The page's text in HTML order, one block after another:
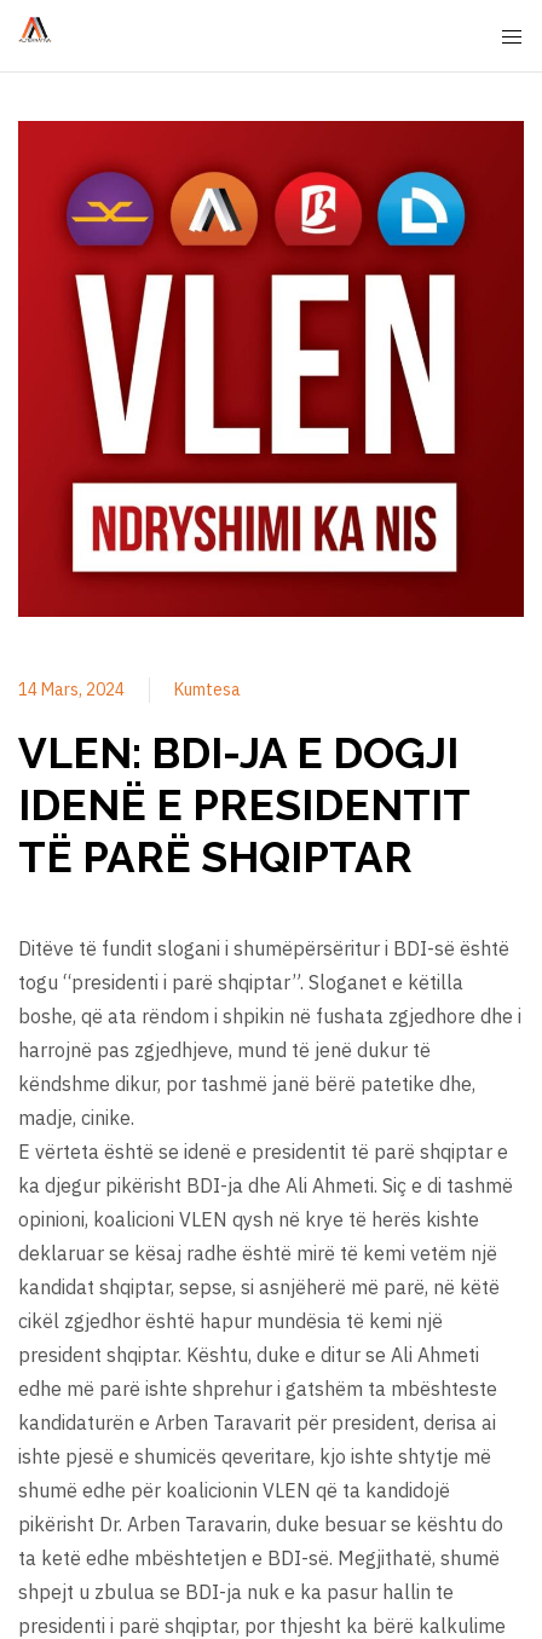
14 Mars, 2024 Kumtesa
VLEN: BDI-JA E DOGJI
IDENË E PRESIDENTIT
TË PARË SHQIPTAR
Ditëve të fundit slogani i shumëpërsëritur i BDI-së është
togu “presidenti i parë shqiptar”. Sloganet e këtilla
boshe, që ata rëndom i shpikin në fushata zgjedhore dhe i
harrojnë pas zgjedhjeve, mund të jenë dukur të
këndshme dikur, por tashmë janë bërë patetike dhe,
madje, cinike.
E vërteta është se idenë e presidentit të parë shqiptar e
ka djegur pikërisht BDI-ja dhe Ali Ahmeti. Siç e di tashmë
opinioni, koalicioni VLEN qysh në krye të herës kishte
deklaruar se kësaj radhe është mirë të kemi vetëm një
kandidat shqiptar, sepse, si asnjëherë më parë, në këtë
cikël zgjedhor është hapur mundësia të kemi një
president shqiptar. Kështu, duke e ditur se Ali Ahmeti
edhe më parë ishte shprehur i gatshëm ta mbështeste
kandidaturën e Arben Taravarit për president, derisa ai
ishte pjesë e shumicës qeveritare, kjo ishte shtytje më
shumë edhe për koalicionin VLEN që ta kandidojë
pikërisht Dr. Arben Taravarin, duke besuar se kështu do
ta ketë edhe mbështetjen e BDI-së. Megjithatë, shumë
shpejt u zbulua se BDI-ja nuk e ka pasur hallin te
presidenti i parë shqiptar, por thjesht ka bërë kalkulime